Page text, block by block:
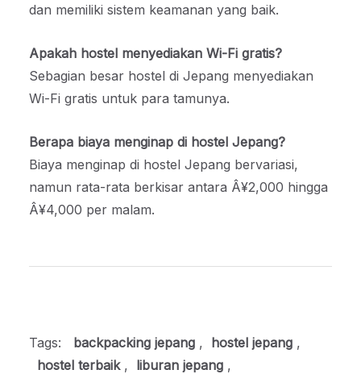
dan memiliki sistem keamanan yang baik.
Apakah hostel menyediakan Wi-Fi gratis?
Sebagian besar hostel di Jepang menyediakan
Wi-Fi gratis untuk para tamunya.
Berapa biaya menginap di hostel Jepang?
Biaya menginap di hostel Jepang bervariasi,
namun rata-rata berkisar antara Â¥2,000 hingga
Â¥4,000 per malam.
Tags: backpacking jepang , hostel jepang ,
hostel terbaik, liburan jepang ,